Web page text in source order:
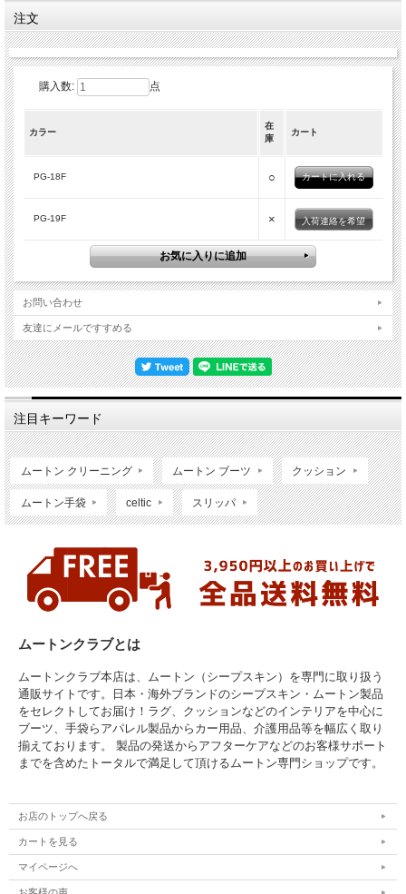
注文
購入数: 点
カラー
在
庫
カート
PG-18F ○
PG-19F × 入荷連絡を希望
お問い合わせ
友達にメールですすめる
注目キーワード
ムートン クリーニング ムートン ブーツ クッション
ムートン手袋 celtic スリッパ
ムートンクラブとは
ムートンクラブ本店は、ムートン（シープスキン）を専門に取り扱う
通販サイトです。日本・海外ブランドのシープスキン・ムートン製品
をセレクトしてお届け！ラグ、クッションなどのインテリアを中心に
ブーツ、手袋らアパレル製品からカー用品、介護用品等を幅広く取り
揃えております。 製品の発送からアフターケアなどのお客様サポート
までを含めたトータルで満足して頂けるムートン専門ショップです。
お店のトップへ戻る
カートを見る
マイページへ